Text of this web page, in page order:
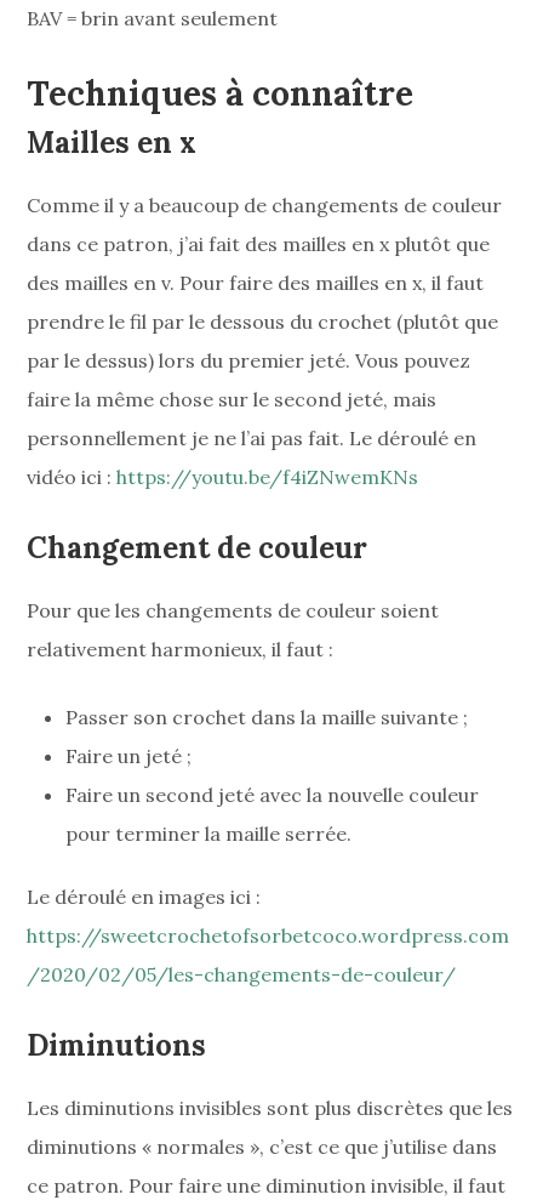
BAV = brin avant seulement
Techniques à connaître
Mailles en x
Comme il y a beaucoup de changements de couleur
dans ce patron, j’ai fait des mailles en x plutôt que
des mailles en v. Pour faire des mailles en x, il faut
prendre le fil par le dessous du crochet (plutôt que
par le dessus) lors du premier jeté. Vous pouvez
faire la même chose sur le second jeté, mais
personnellement je ne l’ai pas fait. Le déroulé en
vidéo ici :https://youtu.be/f4iZNwemKNs
Changement de couleur
Pour que les changements de couleur soient
relativement harmonieux, il faut :
Passer son crochet dans la maille suivante ;
Faire un jeté ;
Faire un second jeté avec la nouvelle couleur
pour terminer la maille serrée.
Le déroulé en images ici :
https://sweetcrochetofsorbetcoco.wordpress.com
/2020/02/05/les-changements-de-couleur/
Diminutions
Les diminutions invisibles sont plus discrètes que les
diminutions « normales », c’est ce que j’utilise dans
ce patron. Pour faire une diminution invisible, il faut